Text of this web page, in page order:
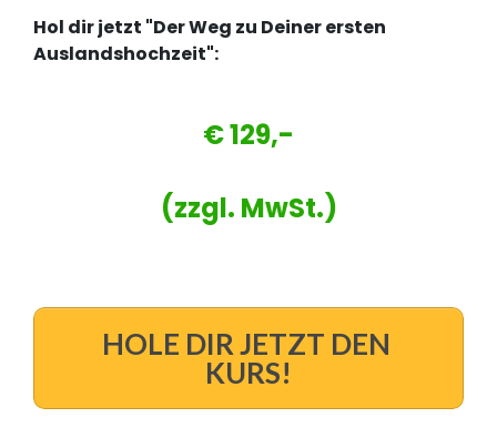
Hol dir jetzt "Der Weg zu Deiner ersten
Auslandshochzeit":
€ 129,-
(zzgl. MwSt.)
HOLE DIR JETZT DEN
KURS!